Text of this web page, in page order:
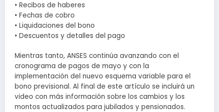
• Recibos de haberes
• Fechas de cobro
• Liquidaciones del bono
• Descuentos y detalles del pago
Mientras tanto, ANSES continúa avanzando con el
cronograma de pagos de mayo y con la
implementación del nuevo esquema variable para el
bono previsional. Al final de este artículo se incluirá un
video con más información sobre los cambios y los
montos actualizados para jubilados y pensionados.